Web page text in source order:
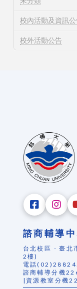
校內活動及資訊
校外活動公告
諮商輔導
台北校區 - 臺北
2樓)
電話
諮商輔導分機
|資源教室分機